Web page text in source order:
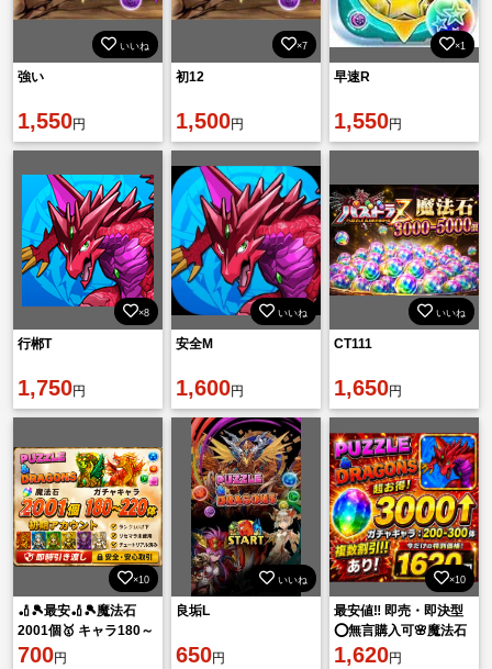
いいね
強い
1,550円
×7
初12
1,500円
×1
早速R
1,550円
×8
行郴T
1,750円
いいね
安全M
1,600円
いいね
CT111
1,650円
×10
🏏🎾最安🏏🎾魔法石
2001個🥇 キャラ180～
220体🏏🎾即対応🏏🎾
700円
いいね
良垢L
650円
×10
最安値‼️ 即売・即決型
⭕️無言購入可🌸魔法石
の数3000個！
1,620円